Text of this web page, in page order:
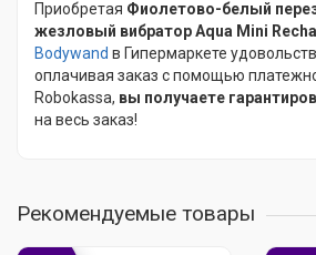
Приобретая Фиолетово-белый
жезловый вибратор Aqua Mini
Bodywand в Гипермаркете
оплачивая заказ с помощью
Robokassa, вы получаете
на весь заказ!
Рекомендуемые товары